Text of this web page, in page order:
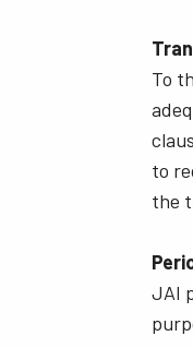
To
to
the
JAI